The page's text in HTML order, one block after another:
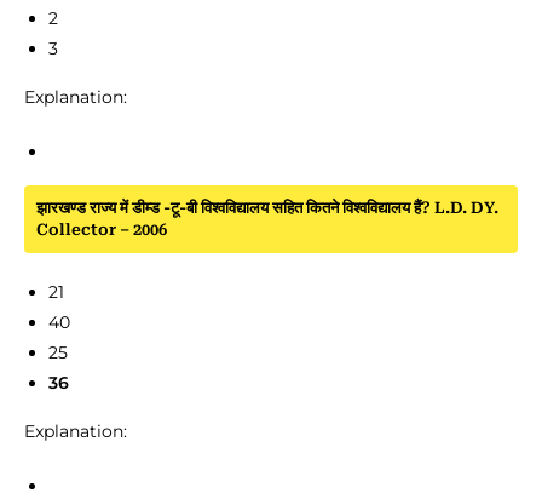
2
3
Explanation:
झारखण्ड राज्य में डीम्ड -टू-बी विश्वविद्यालय सहित कितने विश्वविद्यालय हैं? L.D. DY.
Collector – 2006
21
40
25
36
Explanation: